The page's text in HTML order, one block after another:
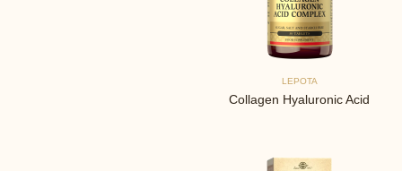
LEPOTA
Collagen Hyaluronic Acid